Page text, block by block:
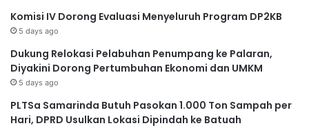
Komisi IV Dorong Evaluasi Menyeluruh Program DP2KB
5 days ago
Dukung Relokasi Pelabuhan Penumpang ke Palaran,
Diyakini Dorong Pertumbuhan Ekonomi dan UMKM
5 days ago
PLTSa Samarinda Butuh Pasokan 1.000 Ton Sampah per
Hari, DPRD Usulkan Lokasi Dipindah ke Batuah